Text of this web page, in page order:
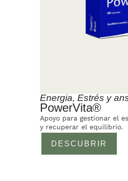
Energia, Estrés y
PowerVita®
DESCUBRIR
Apoyo para gestionar el
y recuperar el equilibrio.